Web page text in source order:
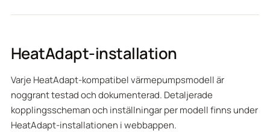
HeatAdapt-installation
Varje HeatAdapt-kompatibel värmepumpsmodell är
noggrant testad och dokumenterad. Detaljerade
kopplingsscheman och inställningar per modell finns under
HeatAdapt-installationen i webbappen.